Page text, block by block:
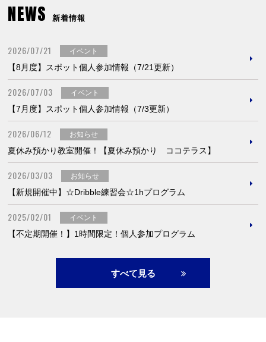
NEWS 新着情報
2026/07/21 イベント
【8月度】スポット個人参加情報（7/21更新）
2026/07/03 イベント
【7月度】スポット個人参加情報（7/3更新）
2026/06/12 お知らせ
夏休み預かり教室開催！【夏休み預かり ココテラス】
2026/03/03 お知らせ
【新規開催中】☆Dribble練習会☆1hプログラム
2025/02/01 イベント
【不定期開催！】1時間限定！個人参加プログラム
すべて見る